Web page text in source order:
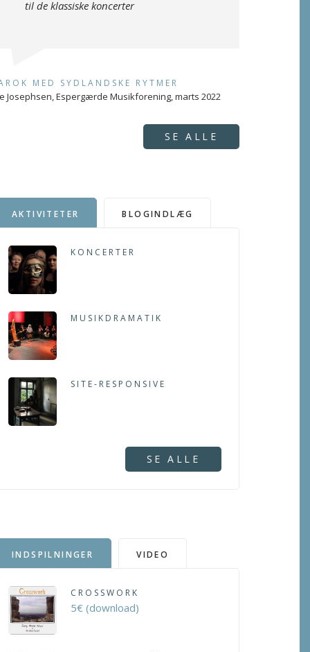
til de klassiske koncerter
MED SYDLANDSKE RYTMER
Josephsen, Espergærde Musikforening, marts 2022
SE ALLE
AKTIVITETER BLOGINDLÆG
KONCERTER
MUSIKDRAMATIK
SITE-RESPONSIVE
SE ALLE
INDSPILNINGER VIDEO
CROSSWORK
5€ (download)